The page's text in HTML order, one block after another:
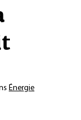
Énergie